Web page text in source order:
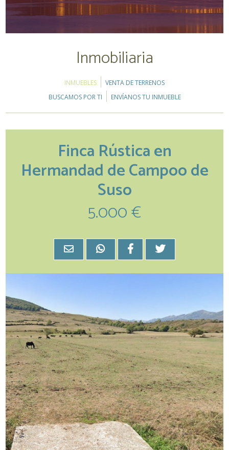
Inmobiliaria
INMUEBLES
VENTA DE TERRENOS
BUSCAMOS POR TI
ENVÍANOS TU INMUEBLE
Finca Rústica en
Hermandad de Campoo de
Suso
5.000 €